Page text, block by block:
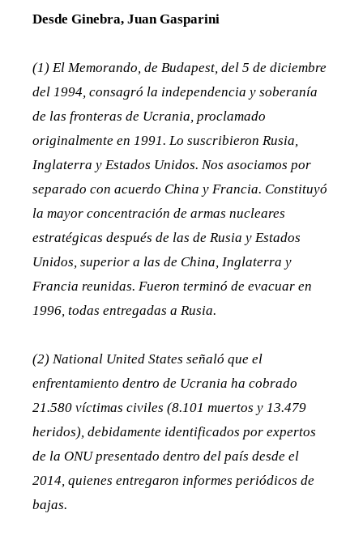
Desde Ginebra, Juan Gasparini
(1) El Memorando, de Budapest, del 5 de diciembre
del 1994, consagró la independencia y soberanía
de las fronteras de Ucrania, proclamado
originalmente en 1991. Lo suscribieron Rusia,
Inglaterra y Estados Unidos. Nos asociamos por
separado con acuerdo China y Francia. Constituyó
la mayor concentración de armas nucleares
estratégicas después de las de Rusia y Estados
Unidos, superior a las de China, Inglaterra y
Francia reunidas. Fueron terminó de evacuar en
1996, todas entregadas a Rusia.
(2) National United States señaló que el
enfrentamiento dentro de Ucrania ha cobrado
21.580 víctimas civiles (8.101 muertos y 13.479
heridos), debidamente identificados por expertos
de la ONU presentado dentro del país desde el
2014, quienes entregaron informes periódicos de
bajas.